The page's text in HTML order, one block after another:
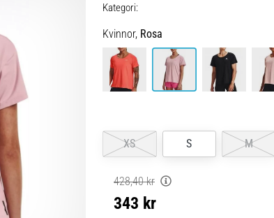
Kategori:
Kvinnor, Rosa
XS S M
428,40 kr
343 kr